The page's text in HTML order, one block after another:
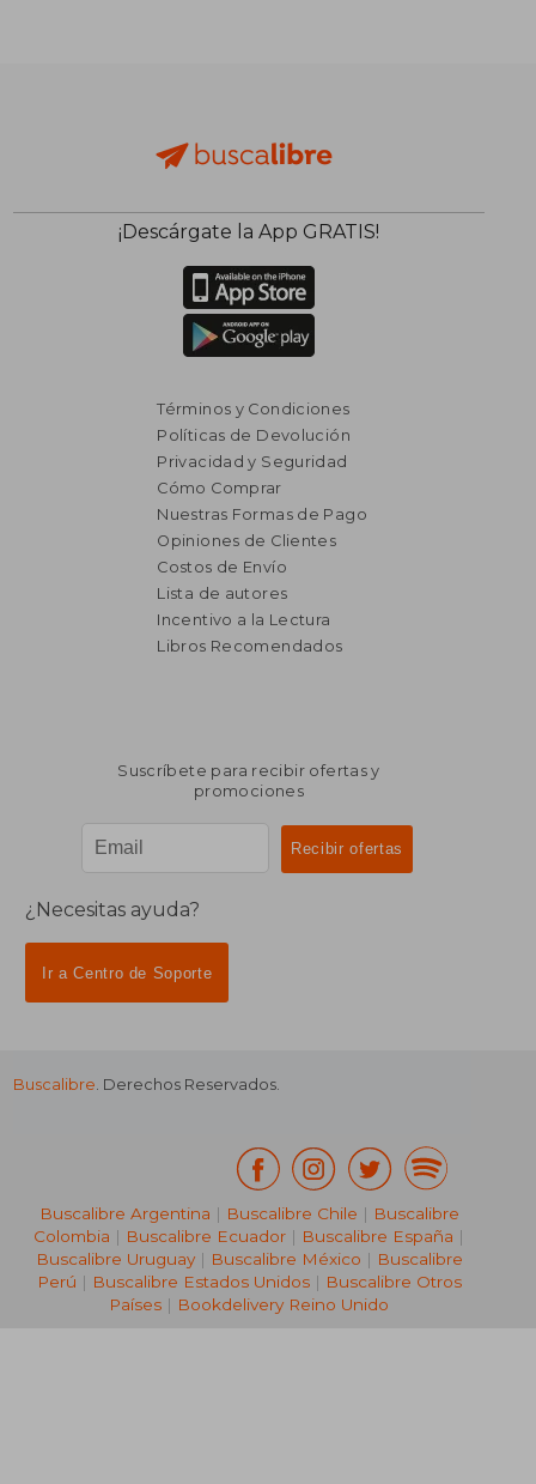
$ 1.632
$ 816
¡Descárgate la App GRATIS!
Términos y Condiciones
Políticas de Devolución
Privacidad y Seguridad
Cómo Comprar
Nuestras Formas de Pago
Opiniones de Clientes
Costos de Envío
Lista de autores
Incentivo a la Lectura
Libros Recomendados
Suscríbete para recibir ofertas y
promociones
¿Necesitas ayuda?
Ir a Centro de Soporte
Buscalibre. Derechos Reservados.
Buscalibre Argentina | Buscalibre Chile | Buscalibre
Colombia | Buscalibre Ecuador | Buscalibre España |
Buscalibre Uruguay| Buscalibre México | Buscalibre
Perú | Buscalibre Estados Unidos| Buscalibre Otros
Países | Bookdelivery Reino Unido